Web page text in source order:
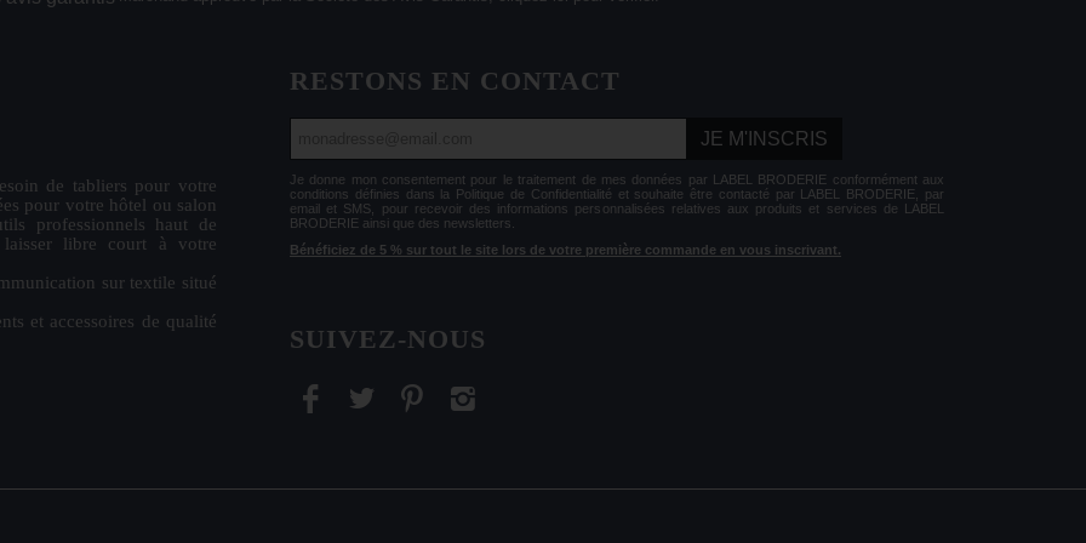
de tabliers pour votre
pour votre hôtel ou salon
professionnels haut de
libre court à votre
sur textile situé
et accessoires de qualité
RESTONS EN CONTACT
JE M'INSCRIS
Je donne mon consentement pour le traitement de mes données par LABEL BRODERIE conformément aux
conditions définies dans la Politique de Confidentialité et souhaite être contacté par LABEL BRODERIE, par
email et SMS, pour recevoir des informations personnalisées relatives aux produits et services de LABEL
BRODERIE ainsi que des newsletters.
Bénéficiez de 5 % sur tout le site lors de votre première commande en vous inscrivant.
SUIVEZ-NOUS